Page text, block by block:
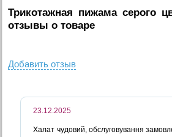
Трикотажная пижама серого
отзывы о товаре
Добавить отзыв
23.12.2025
Халат чудовий, обслуговування